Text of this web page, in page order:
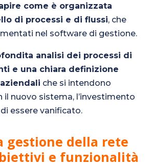
come è organizzata
di processi e di flussi, che
nel software di gestione.
analisi dei processi di
e una chiara definizione
che si intendono
il nuovo sistema, l’investimento
essere vanificato.
gestione della rete
e funzionalità